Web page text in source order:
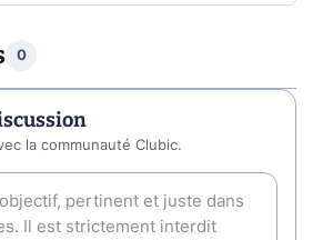
0
la communauté Clubic.